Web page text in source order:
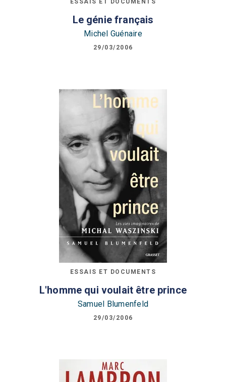
ESSAIS ET DOCUMENTS
Le génie français
Michel Guénaire
29/03/2006
ESSAIS ET DOCUMENTS
L'homme qui voulait être prince
Samuel Blumenfeld
29/03/2006